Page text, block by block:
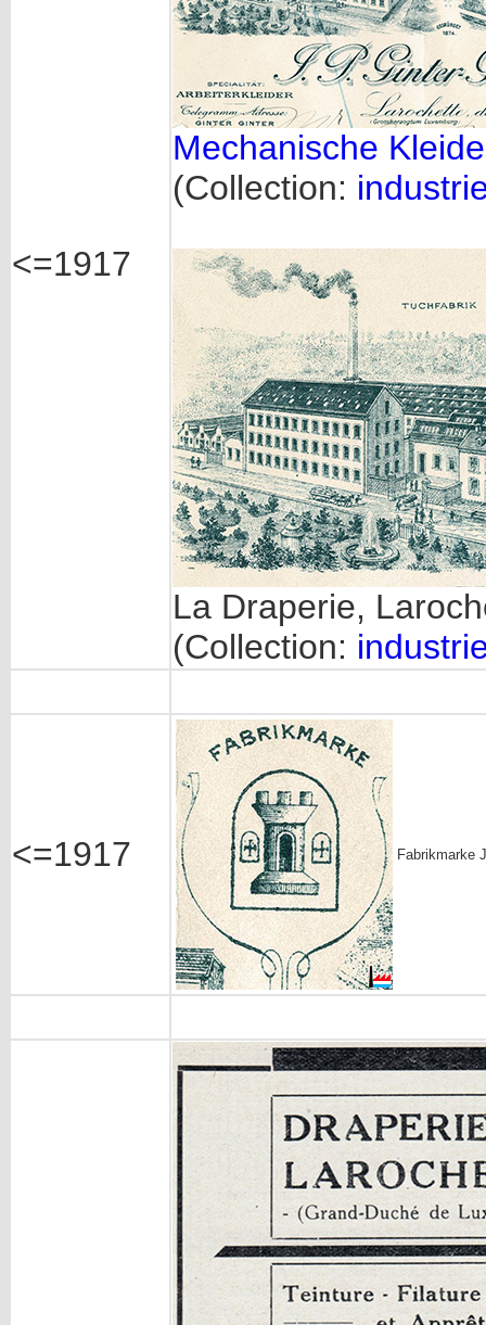
<=1917
Mechanische
(Collection:
La Draperie,
(Collection:
<=1917 Fabrikmarke